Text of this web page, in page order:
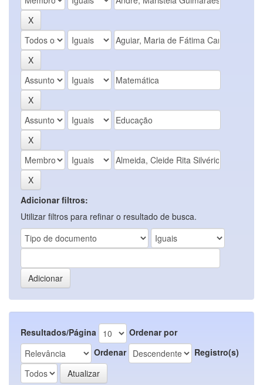
Adicionar filtros:
Utilizar filtros para refinar o resultado de busca.
Resultados/Página
Ordenar por
Ordenar
Registro(s)